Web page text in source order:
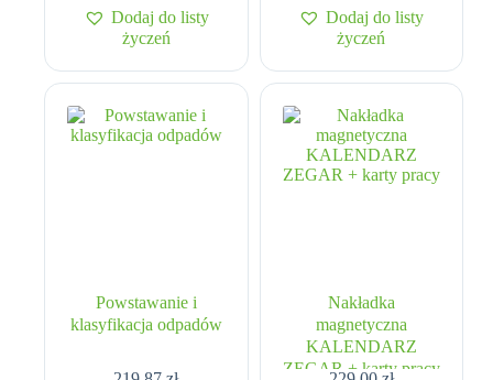
Dodaj do listy
życzeń
Dodaj do listy
życzeń
Powstawanie i
klasyfikacja odpadów
Nakładka
magnetyczna
KALENDARZ
ZEGAR + karty pracy